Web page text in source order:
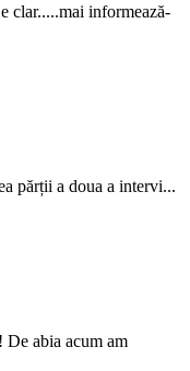
clar.....mai informează-
părții a doua a intervi...
abia acum am